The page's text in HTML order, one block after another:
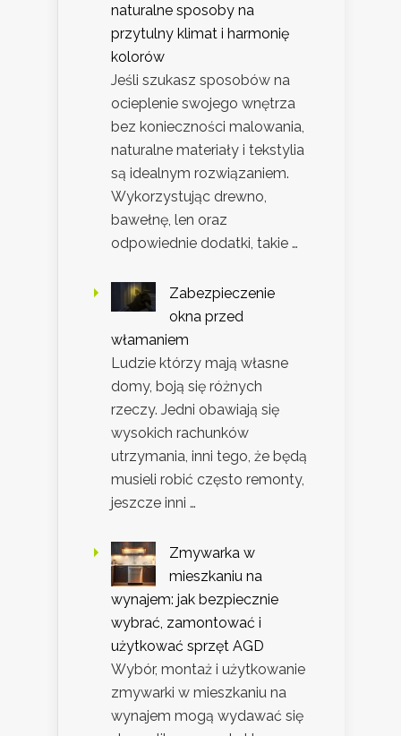
naturalne sposoby na
przytulny klimat i harmonię
kolorów
Jeśli szukasz sposobów na
ocieplenie swojego wnętrza
bez konieczności malowania,
naturalne materiały i tekstylia
są idealnym rozwiązaniem.
Wykorzystując drewno,
bawełnę, len oraz
odpowiednie dodatki, takie …
Zabezpieczenie
okna przed
włamaniem
Ludzie którzy mają własne
domy, boją się różnych
rzeczy. Jedni obawiają się
wysokich rachunków
utrzymania, inni tego, że będą
musieli robić często remonty,
jeszcze inni …
Zmywarka w
mieszkaniu na
wynajem: jak bezpiecznie
wybrać, zamontować i
użytkować sprzęt AGD
Wybór, montaż i użytkowanie
zmywarki w mieszkaniu na
wynajem mogą wydawać się